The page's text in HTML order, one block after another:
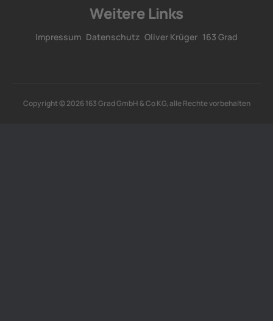
Weitere Links
Impressum Datenschutz Oliver Krüger 163 Grad
Copyright © 2026 163 Grad GmbH & Co KG, alle Rechte vorbehalten